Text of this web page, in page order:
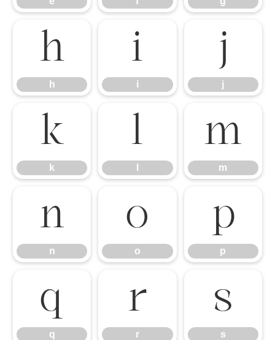
h
h
i
i
j
j
k
k
l m
m
n
n
o
o
p
p
q
q
r
r
s
s